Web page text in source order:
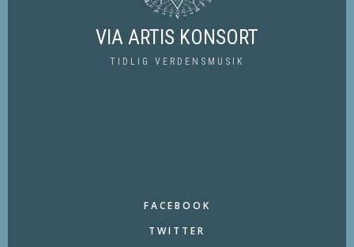
VIA ARTIS KONSORT
TIDLIG VERDENSMUSIK
FACEBOOK
TWITTER